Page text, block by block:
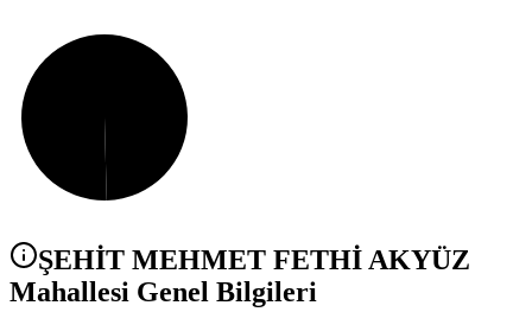
ŞEHİT MEHMET FETHİ AKYÜZ
Mahallesi Genel Bilgileri